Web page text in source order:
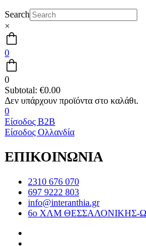
Search
×
0
0
Subtotal: €0.00
0
Είσοδος B2B
Είσοδος Ολλανδία
ΕΠΙΚΟΙΝΩΝΙΑ
2310 676 070
697 9222 803
info@interanthia.gr
6ο ΧΛΜ ΘΕΣΣΑΛΟΝΙΚΗΣ-